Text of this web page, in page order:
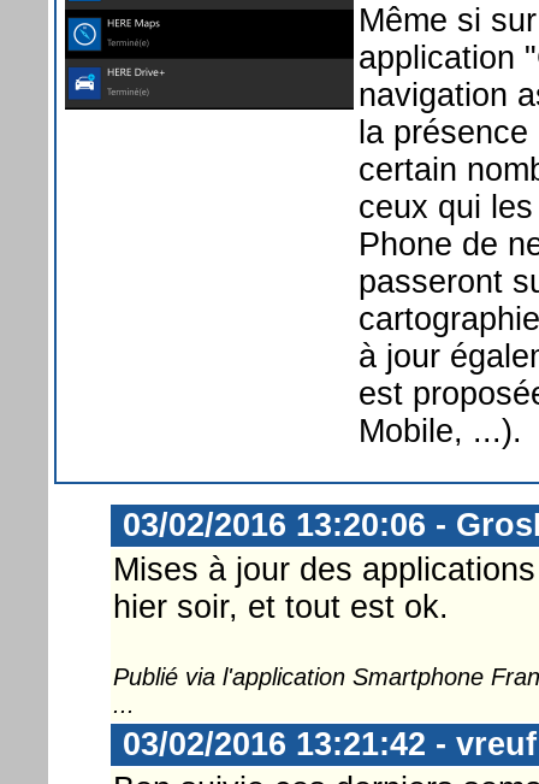
Même si
application
navigation
la
certain
ceux qui
Phone de
passeront
à jour
est
Mobile, ...).
03/02/2016 13:20:06 -
Mises à jour des
hier soir, et tout est ok.
Publié via l'application Smartphone
...
03/02/2016 13:21:42 - vreuf